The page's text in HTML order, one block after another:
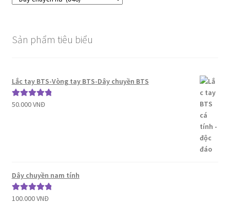
Sản phẩm tiêu biểu
Lắc tay BTS-Vòng tay BTS-Dây chuyền BTS
Được xếp
50.000VNĐ
Dây chuyền nam tính
Được xếp
100.000VNĐ